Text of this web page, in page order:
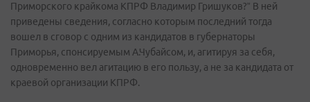
Приморского крайкома КПРФ Владимир Гришуков?” В ней
приведены сведения, согласно которым последний тогда
вошел в сговор с одним из кандидатов в губернаторы
Приморья, спонсируемым А.Чубайсом, и, агитируя за себя,
одновременно вел агитацию в его пользу, а не за кандидата от
краевой организации КПРФ.